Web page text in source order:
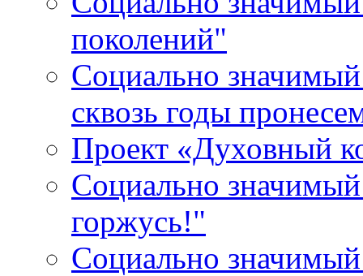
поколений"
Социально
сквозь годы
Проект «Духовный
Социально
горжусь!"
Социально